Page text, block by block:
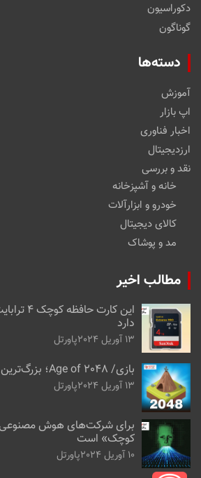
دکوراسیون
گوناگون
دسته‌ها
آموزش
اپ بازار
اخبار فناوری
ارزدیجیتال
نقد و بررسی
خانه و آشپزخانه
خودرو و ابزارآلات
کالای دیجیتال
مد و پوشاک
مطالب اخیر
این کارت
دارد
13 آوریل 2024 پاورتل
بازی/ Age of 2048؛ بزرگ‌ترین تمدن جهان را بسازید
13 آوریل 2024 پاورتل
برای شرکت‌های هوش مصنوعی
کوچک» است
10 آوریل 2024 پاورتل